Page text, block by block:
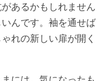
あるかもしれません
んです。袖を通せば
れの新しい扉が開く